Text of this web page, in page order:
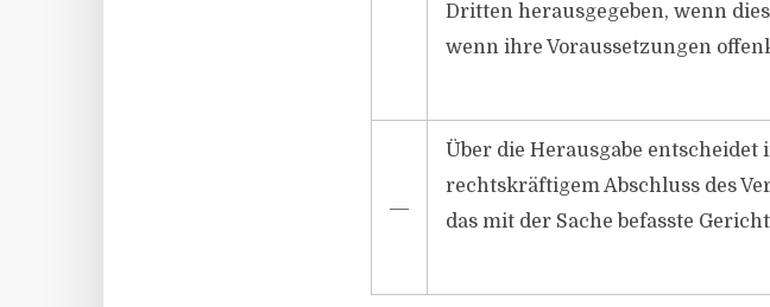
Dritten herausgegeben, wenn
wenn ihre Voraussetzungen
―
Über die Herausgabe
rechtskräftigem Abschluss des
das mit der Sache befasste Gericht